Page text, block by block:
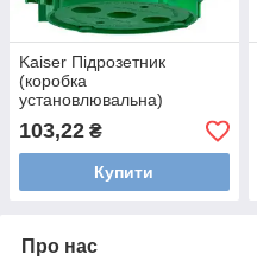
Kaiser Підрозетник
(коробка
установлювальна)
стельовий під гак Ø 60 мм,
для стін із монолітного
бетону 1249-50
103,22 ₴
Купити
Про нас